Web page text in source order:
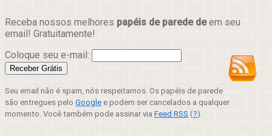
Receba nossos melhores papéis de parede deem seu
email! Gratuitamente!
Coloque seu e-mail:
Seu email não é spam, nós respeitamos. Os papéis de parede
são entregues pelo Google e podem ser cancelados a qualquer
momento. Você também pode assinar via Feed RSS (?).